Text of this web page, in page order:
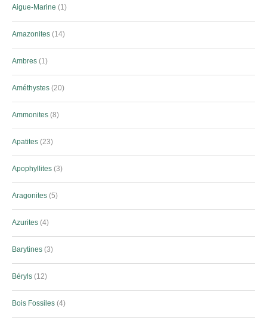
Aigue-Marine 1
Amazonites 14
Ambres 1
Améthystes 20
Ammonites 8
Apatites 23
Apophyllites 3
Aragonites 5
Azurites 4
Barytines 3
Béryls 12
Bois Fossiles 4